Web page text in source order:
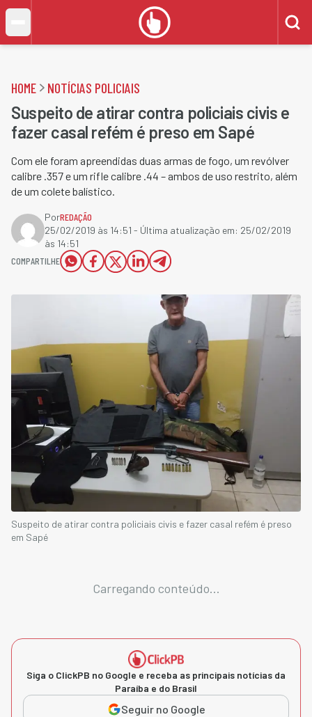
HOME NOTÍCIAS POLICIAIS
Suspeito de atirar contra policiais civis e
fazer casal refém é preso em Sapé
Com ele foram apreendidas duas armas de fogo, um revólver
calibre .357 e um rifle calibre .44 – ambos de uso restrito, além
de um colete balístico​.
PorREDAÇÃO
25/02/2019 às 14:51 - Última atualização em: 25/02/2019
às 14:51
COMPARTILHE
Suspeito de atirar contra policiais civis e fazer casal refém é preso
em Sapé
Carregando conteúdo...
Siga o ClickPB no Google e receba as principais notícias da
Paraíba e do Brasil
Seguir no Google